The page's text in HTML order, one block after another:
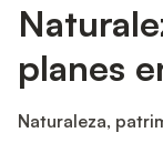
planes
Naturaleza,